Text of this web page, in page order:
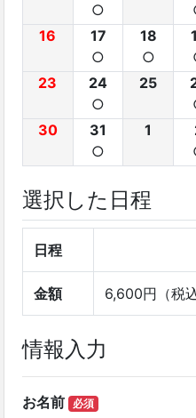
○
16
17
○
18
○
23
24
○
25
30
31
○
1
選択した日程
日程
金額 6,600円（税込
情報入力
お名前 必須